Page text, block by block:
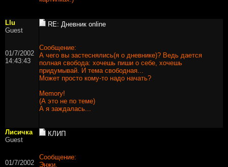
Llu
Guest
01/7/2002
14:43:43
RE: Дневник online
Сообщение:
А чего вы застеснялись(я о дневнике)? Ведь дается
полная свобода: хочешь пиши о себе, хочешь
придумывай. И тема свободная...
Может просто кому-то надо начать?
Memory!
(А это не по теме)
А я заждалась...
Лисичка
Guest
01/7/2002
КЛИП
Сообщение:
Энжи.